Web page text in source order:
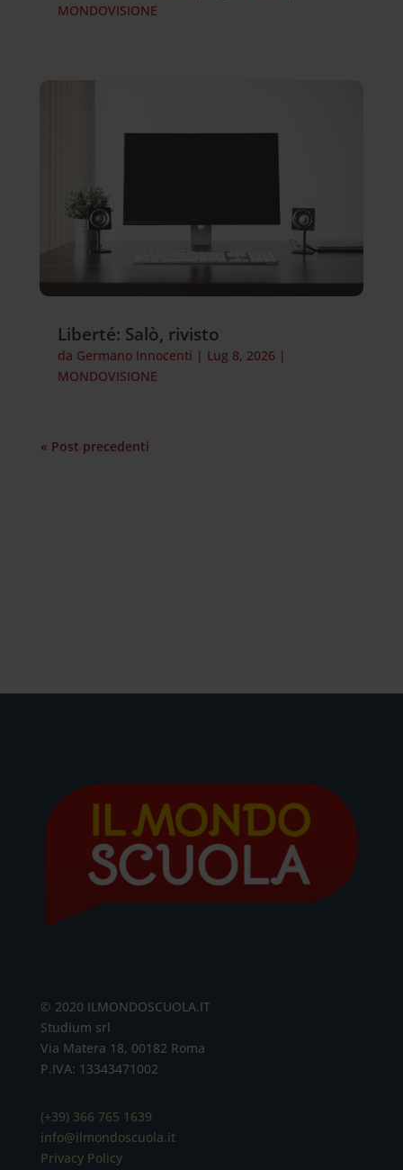
MONDOVISIONE
Liberté: Salò, rivisto
da Germano Innocenti | Lug 8, 2026 |
MONDOVISIONE
« Post precedenti
© 2020 ILMONDOSCUOLA.IT
Studium srl
Via Matera 18, 00182 Roma
P.IVA: 13343471002
(+39) 366 765 1639
info@ilmondoscuola.it
Privacy Policy